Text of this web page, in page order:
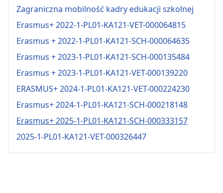
Zagraniczna mobilność kadry edukacji szkolnej
Erasmus+ 2022-1-PL01-KA121-VET-000064815
Erasmus + 2022-1-PL01-KA121-SCH-000064635
Erasmus + 2023-1-PL01-KA121-SCH-000135484
Erasmus + 2023-1-PL01-KA121-VET-000139220
ERASMUS+ 2024-1-PL01-KA121-VET-000224230
Erasmus+ 2024-1-PL01-KA121-SCH-000218148
Erasmus+ 2025-1-PL01-KA121-SCH-000333157
2025-1-PL01-KA121-VET-000326447